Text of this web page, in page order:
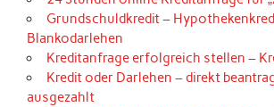
Grundschuldkredit –
Blankodarlehen
Kreditanfrage erfolgreich stellen –
Kredit oder Darlehen – direkt
ausgezahlt